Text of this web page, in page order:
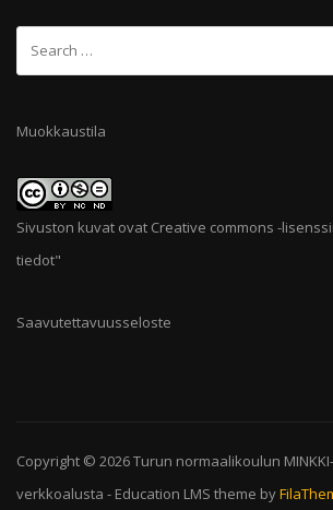
Muokkaustila
Sivuston kuvat ovat Creative commons -
tiedot"
Saavutettavuusseloste
Copyright © 2026Turun normaalikoulun
verkkoalusta - Education LMS theme by